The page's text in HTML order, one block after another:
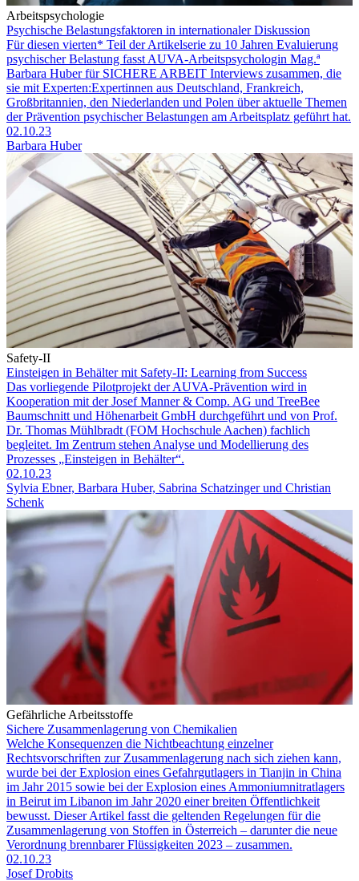
Arbeitspsychologie
Psychische Belastungsfaktoren in internationaler Diskussion
Für diesen vierten* Teil der Artikelserie zu 10 Jahren Eva­luierung
psychischer Belastung fasst AUVA-Arbeits­psychologin Mag.ª
Barbara Huber für SICHERE ARBEIT Interviews zusammen, die
sie mit Experten:Expertinnen aus Deutschland, Frankreich,
Großbritannien, den Nieder­landen und Polen über aktuelle Themen
der Prävention psychischer Belastungen am Arbeitsplatz geführt hat.
02.10.23
Barbara Huber
Safety-II
Einsteigen in Behälter mit Safety-II: Learning from Success
Das vorliegende Pilotprojekt der AUVA-Prävention wird in
Kooperation mit der Josef Manner & Comp. AG und TreeBee
Baumschnitt und Höhenarbeit GmbH durchgeführt und von Prof.
Dr. Thomas Mühlbradt (FOM Hochschule Aachen) fachlich
begleitet. Im Zentrum stehen Analyse und Modellierung des
Prozesses „Einsteigen in Behälter“.
02.10.23
Sylvia Ebner, Barbara Huber, Sabrina Schatzinger und Christian
Schenk
Gefährliche Arbeitsstoffe
Sichere Zusammenlagerung von Chemikalien
Welche Konsequenzen die Nichtbeachtung einzelner
Rechtsvorschriften zur Zusammenlagerung nach sich ziehen kann,
wurde bei der Explosion eines Gefahrgutlagers in Tianjin in China
im Jahr 2015 sowie bei der Explosion eines Ammoniumnitratlagers
in Beirut im Libanon im Jahr 2020 einer breiten Öffentlichkeit
bewusst. Dieser Artikel fasst die geltenden Regelungen für die
Zusammenlagerung von Stoffen in Österreich – darunter die neue
Verordnung brennbarer Flüssigkeiten 2023 – zusammen.
02.10.23
Josef Drobits